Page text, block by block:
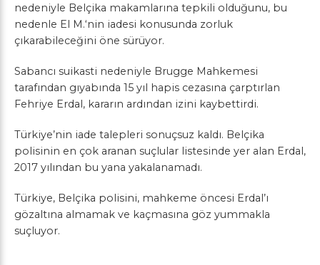
nedeniyle Belçika makamlarına tepkili olduğunu, bu
nedenle El M.‘nin iadesi konusunda zorluk
çıkarabileceğini öne sürüyor.
Sabancı suikasti nedeniyle Brugge Mahkemesi
tarafından gıyabında 15 yıl hapis cezasına çarptırlan
Fehriye Erdal, kararın ardından izini kaybettirdi.
Türkiye’nin iade talepleri sonuçsuz kaldı. Belçika
polisinin en çok aranan suçlular listesinde yer alan Erdal,
2017 yılından bu yana yakalanamadı.
Türkiye, Belçika polisini, mahkeme öncesi Erdal’ı
gözaltına almamak ve kaçmasına göz yummakla
suçluyor.